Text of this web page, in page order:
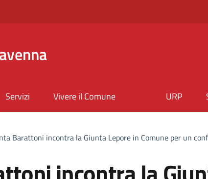
Servizi Vivere il Comune URP
Barattoni incontra la Giunta Lepore in Comune per un